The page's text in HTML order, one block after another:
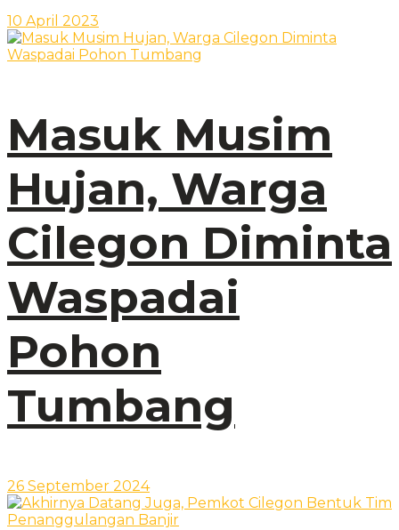
10 April 2023
Masuk Musim
Hujan, Warga
Cilegon Diminta
Waspadai
Pohon
Tumbang
26 September 2024